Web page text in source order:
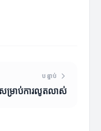
បន្ទាប់
សម្រាប់ការលូតលាស់